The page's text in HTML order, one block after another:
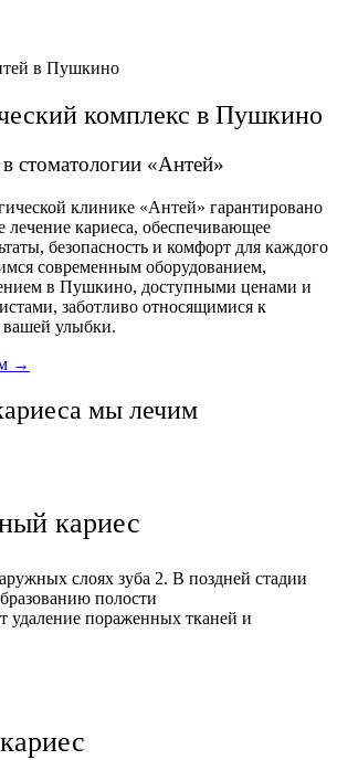
комплекс в Пушкино
стоматологии «Антей»
клинике «Антей» гарантировано
лечение кариеса, обеспечивающее
безопасность и комфорт для каждого
современным оборудованием,
в Пушкино, доступными ценами и
заботливо относящимися к
вашей улыбки.
→
мы лечим
кариес
слоях зуба 2. В поздней стадии
полости
удаление пораженных тканей и